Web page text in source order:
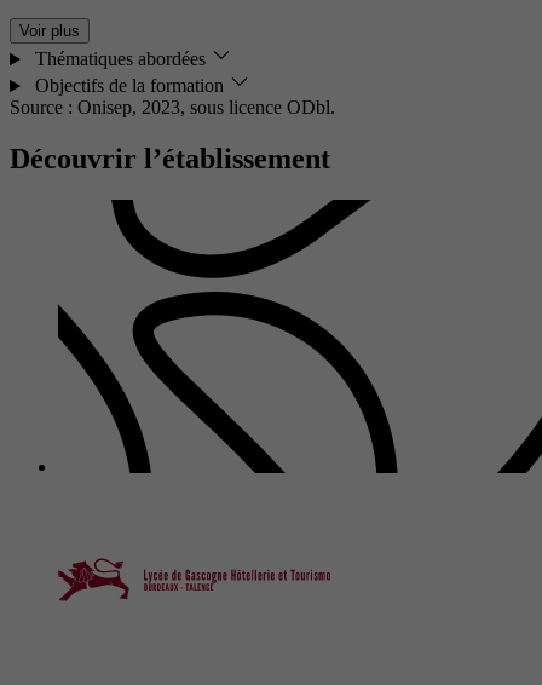
Voir plus
Thématiques abordées
Objectifs de la formation
Source : Onisep, 2023, sous licence ODbl.
Découvrir l’établissement